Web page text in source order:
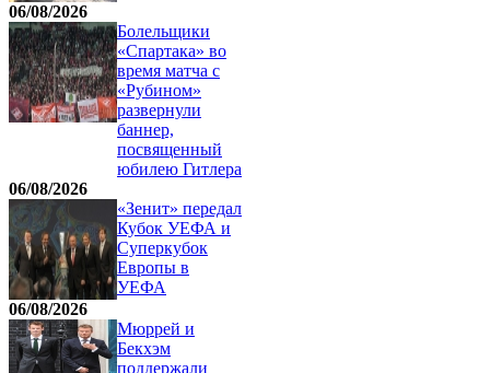
06/08/2026
Болельщики
«Спартака» во
время матча с
«Рубином»
развернули
баннер,
посвященный
юбилею Гитлера
06/08/2026
«Зенит» передал
Кубок УЕФА и
Суперкубок
Европы в
УЕФА
06/08/2026
Мюррей и
Бекхэм
поддержали